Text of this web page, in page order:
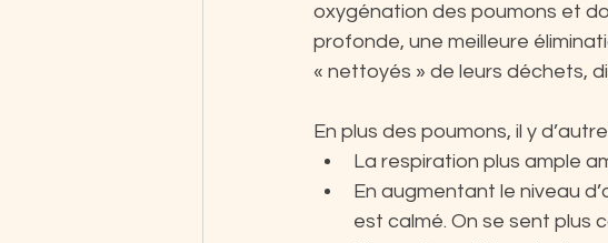
oxygénation des poumons et
profonde, une meilleure
« nettoyés » de leurs déchets,
En plus des poumons, il y
La respiration plus ample
En augmentant le niveau
est calmé. On se sent plus